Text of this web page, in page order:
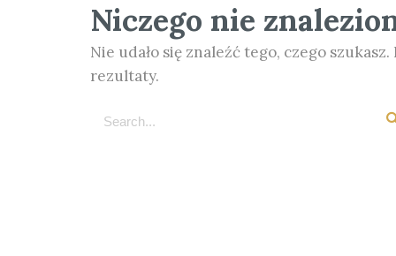
Niczego nie
Nie udało się znaleźć tego, czego
rezultaty.